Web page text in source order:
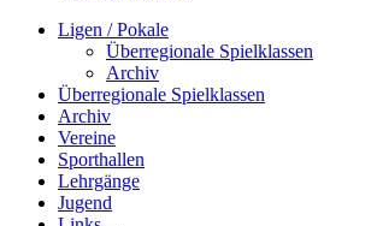
Ligen / Pokale
Überregionale Spielklassen
Archiv
Überregionale Spielklassen
Archiv
Vereine
Sporthallen
Lehrgänge
Jugend